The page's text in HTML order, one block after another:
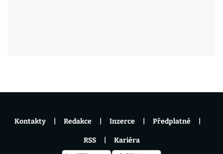
Kontakty Redakce Inzerce Předplatné
RSS Kariéra